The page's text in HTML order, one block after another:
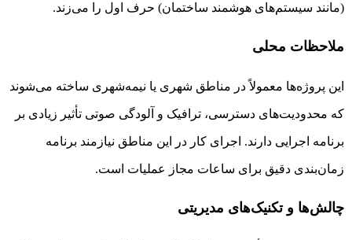
(مانند سیستم‌های هوشمند ساختمان) حرف اول را می‌زند.
ملاحظات محلی
این پروژه‌ها معمولاً در مناطق شهری یا نیمه‌شهری ساخته می‌شوند
که محدودیت‌های دسترسی، ترافیک و آلودگی صوتی تأثیر زیادی بر
برنامه اجرایی دارند. اجرای کار در این مناطق نیازمند برنامه
زمان‌بندی دقیق برای ساعات مجاز عملیات است.
چالش‌ها و تکنیک‌های مدیریتی